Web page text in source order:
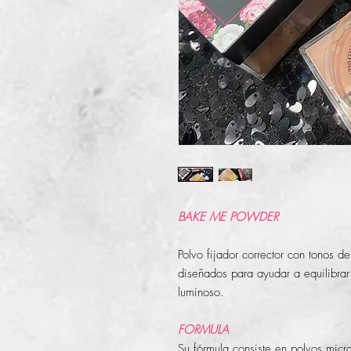
BAKE ME POWDER
Polvo fijador corrector con tonos
diseñados para ayudar a
luminoso.
FORMULA